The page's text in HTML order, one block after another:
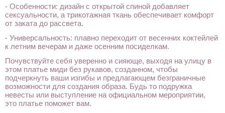
- Особенности: дизайн с открытой спиной добавляет
сексуальности, а трикотажная ткань обеспечивает комфорт
от заката до рассвета.
- Универсальность: плавно переходит от весенних коктейлей
к летним вечерам и даже осенним посиделкам.
Почувствуйте себя уверенно и сияюще, выходя на улицу в
этом платье миди без рукавов, созданном, чтобы
подчеркнуть ваши изгибы и предлагающем безграничные
возможности для создания образа. Будь то подружка
невесты или выступление на официальном мероприятии,
это платье поможет вам.